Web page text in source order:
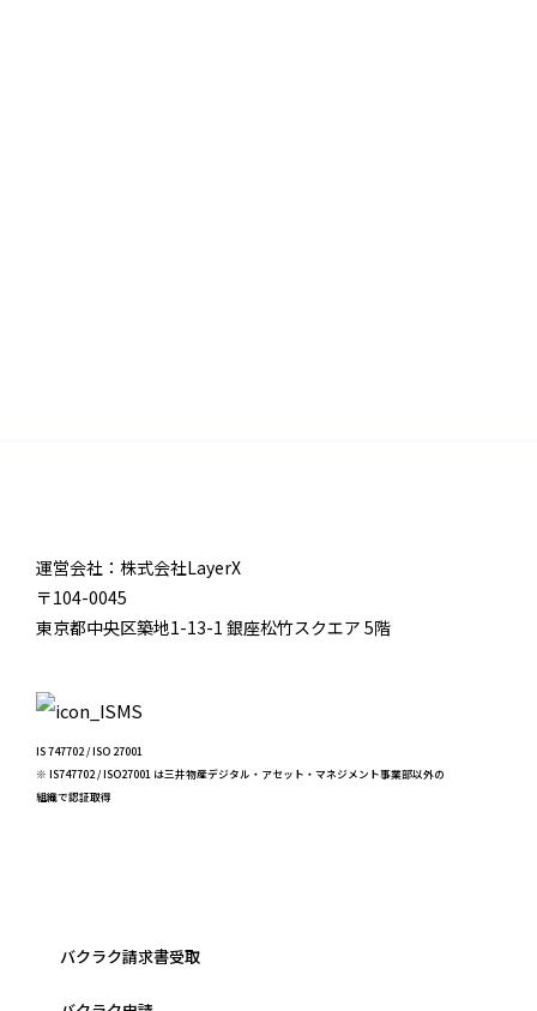
運営会社：株式会社LayerX
〒104-0045
東京都中央区築地1-13-1 銀座松竹スクエア 5階
IS 747702 / ISO 27001
※ IS747702 / ISO27001 は三井物産デジタル・アセット・マネジメント事業部以外の
組織で認証取得
バクラク請求書受取